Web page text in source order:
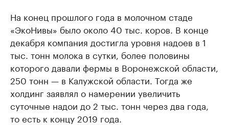
На конец прошлого года в молочном стаде
«ЭкоНивы» было около 40 тыс. коров. В конце
декабря компания достигла уровня надоев в 1
тыс. тонн молока в сутки, более половины
которого давали фермы в Воронежской области,
250 тонн — в Калужской области. Тогда же
холдинг заявлял о намерении увеличить
суточные надои до 2 тыс. тонн через два года,
то есть к концу 2019 года.